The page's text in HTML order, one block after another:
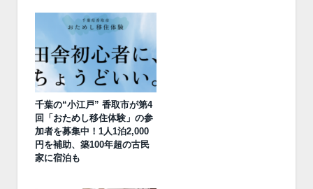
千葉の“小江戸” 香取市が第4
回「おためし移住体験」の参
加者を募集中！1人1泊2,000
円を補助、築100年超の古民
家に宿泊も